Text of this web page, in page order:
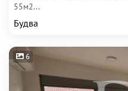
55м2...
Будва
6